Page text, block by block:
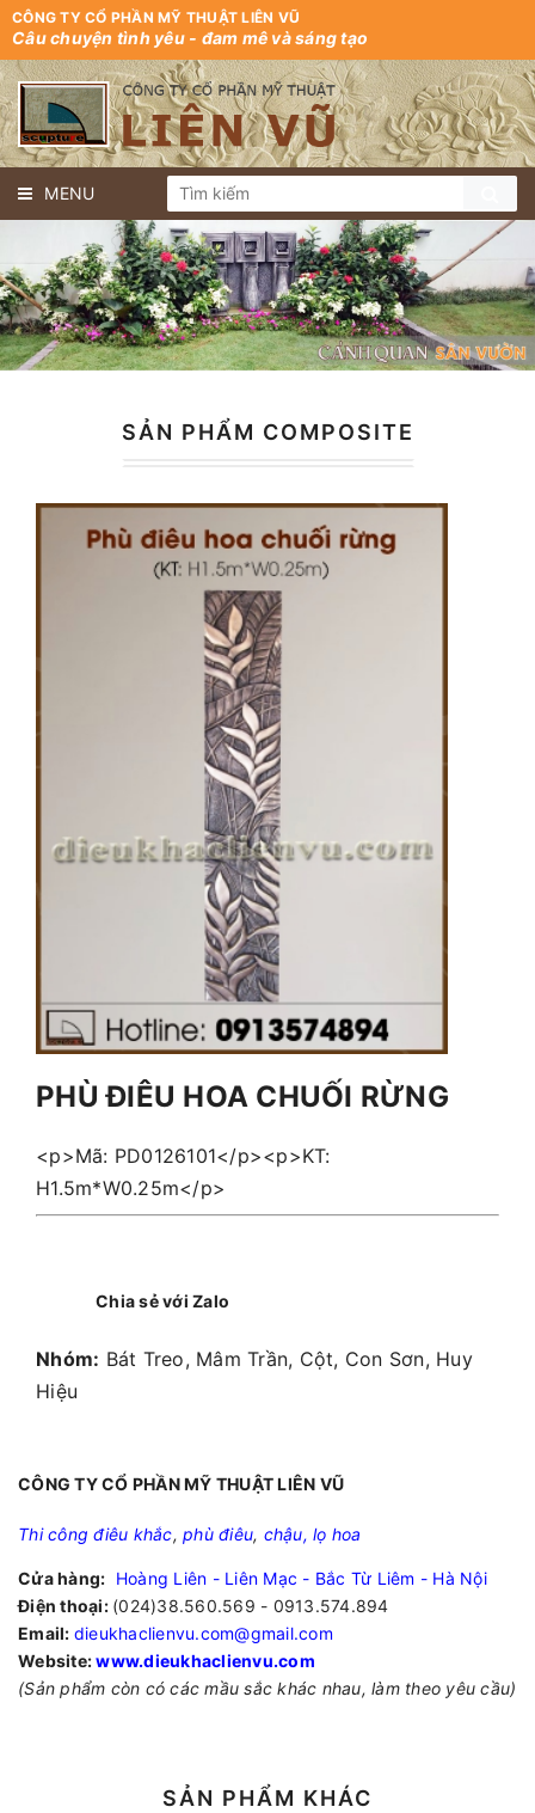
CÔNG TY CỔ PHẦN MỸ THUẬT LIÊN VŨ
Câu chuyện tình yêu - đam mê và sáng tạo
MENU
SẢN PHẨM COMPOSITE
PHÙ ĐIÊU HOA CHUỐI RỪNG
<p>Mã: PD0126101</p><p>KT:
H1.5m*W0.25m</p>
Chia sẻ với Zalo
Nhóm: Bát Treo, Mâm Trần, Cột, Con Sơn, Huy
Hiệu
CÔNG TY CỔ PHẦN MỸ THUẬT LIÊN VŨ
Thi công điêu khắc, phù điêu, chậu, lọ hoa
Cửa hàng: Hoàng Liên - Liên Mạc - Bắc Từ Liêm - Hà Nội
Điện thoại: (024)38.560.569 - 0913.574.894
Email: dieukhaclienvu.com@gmail.com
Website:www.dieukhaclienvu.com
(Sản phẩm còn có các mầu sắc khác nhau, làm theo yêu cầu)
SẢN PHẨM KHÁC